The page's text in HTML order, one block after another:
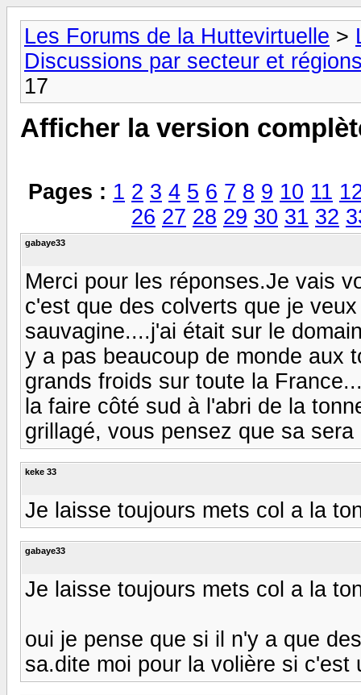
Les Forums de la Huttevirtuelle >
Discussions par secteur et
17
Afficher la version
Pages : 1 2 3 4 5 6 7 8 9 10 11
26 27 28 29 30 31 32
gabaye33
Merci pour les réponses.Je vais
c'est que des colverts que je
sauvagine....j'ai était sur le
y a pas beaucoup de monde aux
grands froids sur toute la
la faire côté sud à l'abri de la
grillagé, vous pensez que sa
keke 33
Je laisse toujours mets col a la
gabaye33
Je laisse toujours mets col a la
oui je pense que si il n'y a que
sa.dite moi pour la volière si